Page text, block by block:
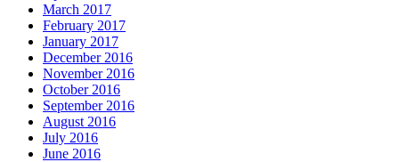
March 2017
February 2017
January 2017
December 2016
November 2016
October 2016
September 2016
August 2016
July 2016
June 2016